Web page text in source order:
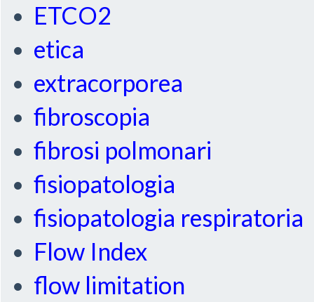
ETCO2
etica
extracorporea
fibroscopia
fibrosi polmonari
fisiopatologia
fisiopatologia respiratoria
Flow Index
flow limitation